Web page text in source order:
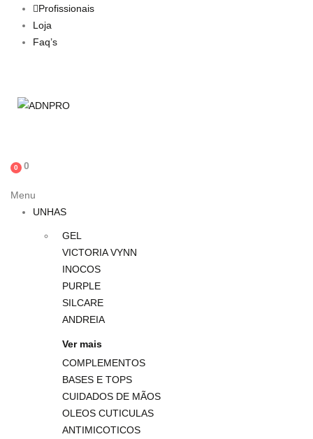
Profissionais
Loja
Faq’s
0 0
Menu
UNHAS
GEL
VICTORIA VYNN
INOCOS
PURPLE
SILCARE
ANDREIA
Ver mais
COMPLEMENTOS
BASES E TOPS
CUIDADOS DE MÃOS
OLEOS CUTICULAS
ANTIMICOTICOS